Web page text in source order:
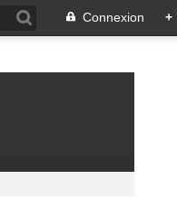
Connexion +